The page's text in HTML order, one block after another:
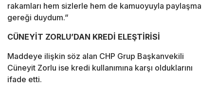
rakamları hem sizlerle hem de kamuoyuyla paylaşma
gereği duydum.”
CÜNEYİT ZORLU’DAN KREDİ ELEŞTİRİSİ
Maddeye ilişkin söz alan CHP Grup Başkanvekili
Cüneyit Zorlu ise kredi kullanımına karşı olduklarını
ifade etti.